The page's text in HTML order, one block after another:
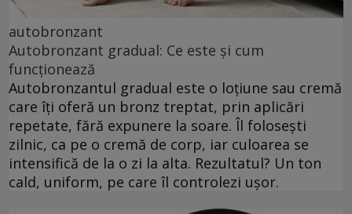
autobronzant
Autobronzant gradual: Ce este și cum
funcționează
Autobronzantul gradual este o loțiune sau cremă
care îți oferă un bronz treptat, prin aplicări
repetate, fără expunere la soare. Îl folosești
zilnic, ca pe o cremă de corp, iar culoarea se
intensifică de la o zi la alta. Rezultatul? Un ton
cald, uniform, pe care îl controlezi ușor.